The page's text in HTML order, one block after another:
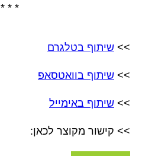
* * *
>> שיתוף בטלגרם
>> שיתוף בוואטסאפ
>> שיתוף באימייל
>> קישור מקוצר לכאן: